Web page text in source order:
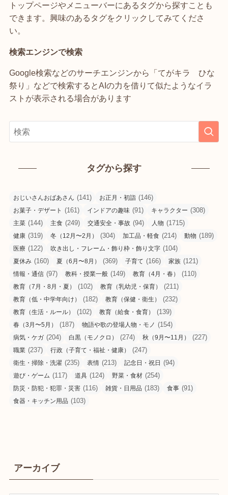
トップページやメニューバーにあるタグから探すことも
できます。興味のあるタグをクリックしてみてくださ
い。
検索エンジンで検索
Google検索などのサーチエンジンから「てがキラ ひな
祭り」などで検索するとAIの力を借りて似たようなイラ
ストが表示される場合があります
タグから探す
おじいさんおばあさん (141) お正月・初詣 (146)
お菓子・デザート (161) インドアの趣味 (91) キャラクター (308)
主菜 (144) 主食 (249) 交通安全・事故 (94) 人物 (1715)
健康 (319) 冬（12月〜2月） (304) 加工品・軽食 (214) 動物 (189)
医療 (122) 吹き出し・フレーム・飾り枠・飾り文字 (104)
夏休み (160) 夏（6月〜8月） (369) 子育て (166) 家族 (121)
情報・通信 (97) 教科・授業一般 (149) 教育（4月・春） (110)
教育（7月・8月・夏） (102) 教育（乳幼児・保育） (211)
教育（低・中学年向け） (182) 教育（保健・衛生） (232)
教育（生活・ルール） (102) 教育（給食・食育） (139)
春（3月〜5月） (187) 物語や歌の登場人物・モノ (154)
病気・ケガ (204) 白黒（モノクロ） (274) 秋（9月〜11月） (227)
職業 (237) 行政（子育て・福祉・健康） (247)
衛生・掃除・洗濯 (235) 表情 (213) 記念日・祝日 (94)
遊び・ゲーム (117) 道具 (124) 野菜・食材 (254)
防災・防犯・犯罪・災害 (116) 雑貨・日用品 (183) 食事 (91)
食器・キッチン用品 (103)
アーカイブ